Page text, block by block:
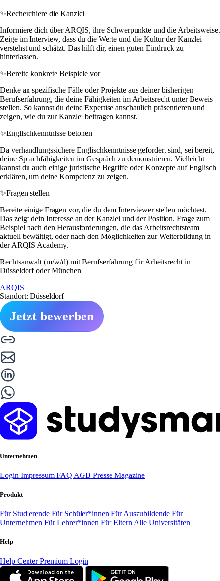
✨Recherchiere die Kanzlei
Informiere dich über ARQIS, ihre Schwerpunkte und die Arbeitsweise.
Zeige im Interview, dass du die Werte und die Kultur der Kanzlei
verstehst und schätzt. Das hilft dir, einen guten Eindruck zu
hinterlassen.
✨Bereite konkrete Beispiele vor
Denke an spezifische Fälle oder Projekte aus deiner bisherigen
Berufserfahrung, die deine Fähigkeiten im Arbeitsrecht unter Beweis
stellen. So kannst du deine Expertise anschaulich präsentieren und
zeigen, wie du zur Kanzlei beitragen kannst.
✨Englischkenntnisse betonen
Da verhandlungssichere Englischkenntnisse gefordert sind, sei bereit,
deine Sprachfähigkeiten im Gespräch zu demonstrieren. Vielleicht
kannst du auch einige juristische Begriffe oder Konzepte auf Englisch
erklären, um deine Kompetenz zu zeigen.
✨Fragen stellen
Bereite einige Fragen vor, die du dem Interviewer stellen möchtest.
Das zeigt dein Interesse an der Kanzlei und der Position. Frage zum
Beispiel nach den Herausforderungen, die das Arbeitsrechtsteam
aktuell bewältigt, oder nach den Möglichkeiten zur Weiterbildung in
der ARQIS Academy.
Rechtsanwalt (m/w/d) mit Berufserfahrung für Arbeitsrecht in
Düsseldorf oder München
ARQIS
Standort: Düsseldorf
Jetzt bewerben
Unternehmen
Login Impressum FAQ AGB Presse Magazine
Produkt
Für Studierende Für Schüler*innen Für Auszubildende Für
Unternehmen Für Lehrer*innen Für Eltern Alle Universitäten
Help
Help CenterPremium Login